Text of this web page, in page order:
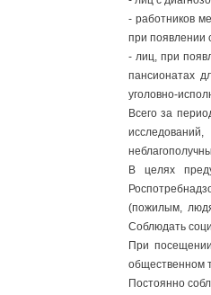
- работников
при появлении
- лиц, при
пансионатах
уголовно-
Всего за
В целях
(пожилым,
Соблюдать
При
общественном
Постоянно